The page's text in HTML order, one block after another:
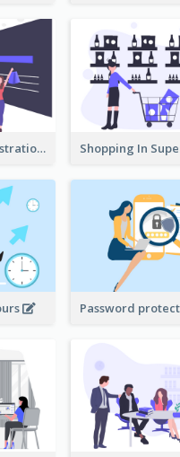
Happy Shopping Illustration